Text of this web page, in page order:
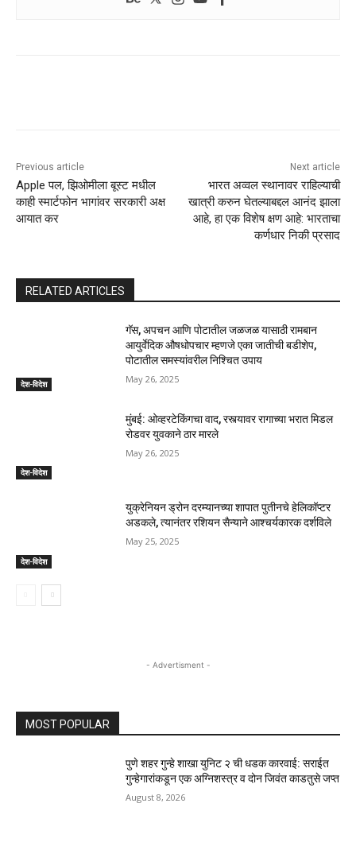
Previous article
Apple पल, झिओमीला बूस्ट मधील
काही स्मार्टफोन भागांवर सरकारी अक्ष
आयात कर
Next article
भारत अव्वल स्थानावर राहिल्याची
खात्री करुन घेतल्याबद्दल आनंद झाला
आहे, हा एक विशेष क्षण आहे: भारताचा
कर्णधार निकी प्रसाद
RELATED ARTICLES
देश-विदेश
गॅस, अपचन आणि पोटातील जळजळ यासाठी रामबान
आयुर्वेदिक औषधोपचार म्हणजे एका जातीची बडीशेप,
पोटातील समस्यांवरील निश्चित उपाय
May 26, 2025
देश-विदेश
मुंबई: ओव्हरटेकिंगचा वाद, रस्त्यावर रागाच्या भरात मिडल
रोडवर युवकाने ठार मारले
May 26, 2025
देश-विदेश
युक्रेनियन ड्रोन दरम्यानच्या शापात पुतीनचे हेलिकॉप्टर
अडकले, त्यानंतर रशियन सैन्याने आश्चर्यकारक दर्शविले
May 25, 2025
- Advertisment -
MOST POPULAR
पुणे शहर गुन्हे शाखा युनिट २ ची धडक कारवाई: सराईत
गुन्हेगारांकडून एक अग्निशस्त्र व दोन जिवंत काडतुसे जप्त
August 8, 2026